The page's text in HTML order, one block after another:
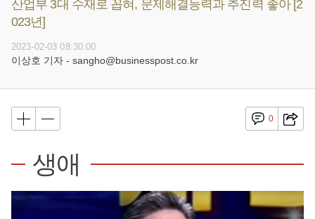
산업부 3대 수재로 꼽혀, 문제해결능력과 추진력 좋아 [2
023년]
2023-02-03 08:30:00
이상호 기자 - sangho@businesspost.co.kr
0
생애